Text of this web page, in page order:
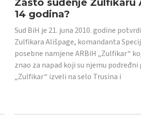
14 godina?
Sud BiH je 21. juna 2010. godine
Zulfikara Ališpage, komandanta
posebne namjene ARBiH „Zulfikar“
znao za napad koji su njemu
„Zulfikar“ izveli na selo Trusina i